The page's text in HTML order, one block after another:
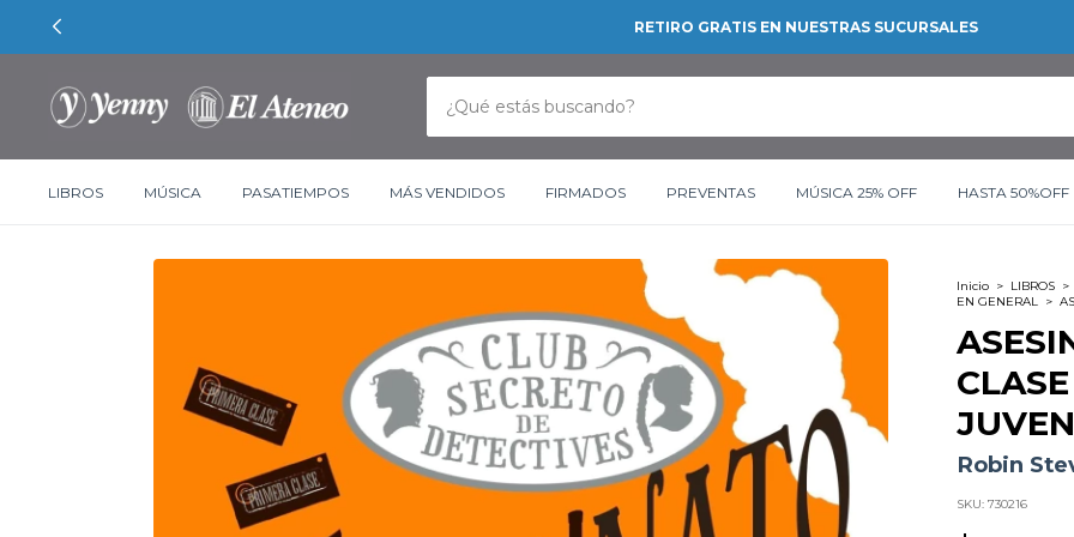
RETIRO GRATIS EN NUESTRAS SUCURSALES
LIBROS MÚSICA PASATIEMPOS MÁS VENDIDOS FIRMADOS PREVENTAS MÚSICA 25% OFF HASTA 50%OFF
Inicio > LIBROS >
EN GENERAL >
Robin
SKU: 730216